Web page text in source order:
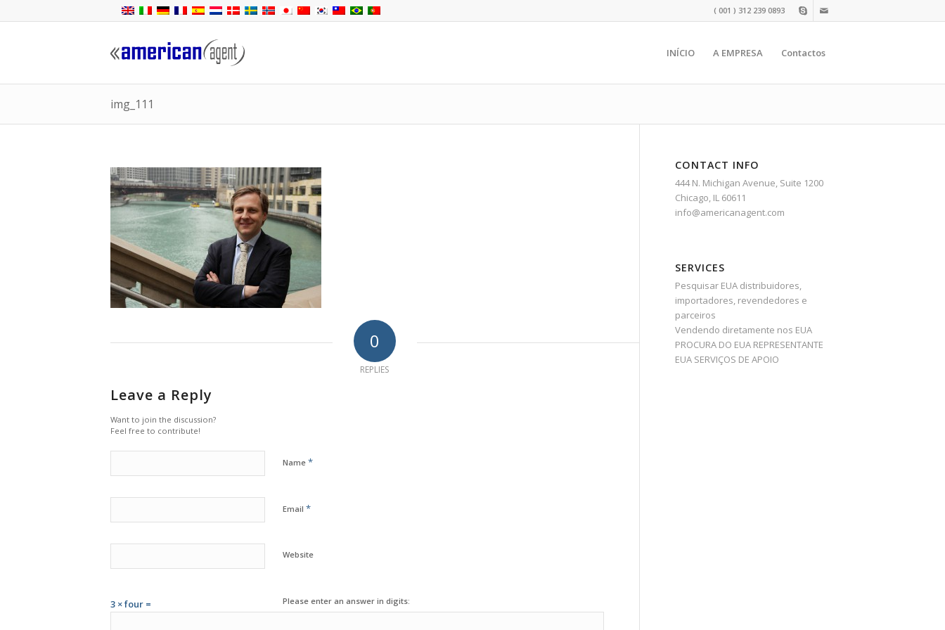
( 001 ) 312 239 0893
INÍCIO A EMPRESA Contactos
img_111
0
REPLIES
Leave a Reply
Want to join the discussion?
Feel free to contribute!
Name *
Email *
Website
Please enter an answer in digits:
3 × four =
CONTACT INFO
444 N. Michigan Avenue, Suite 1200
Chicago, IL 60611
info@americanagent.com
SERVICES
Pesquisar EUA distribuidores,
importadores, revendedores e
parceiros
Vendendo diretamente nos EUA
PROCURA DO EUA REPRESENTANTE
EUA SERVIÇOS DE APOIO